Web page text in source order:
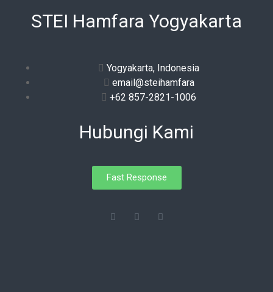
STEI Hamfara Yogyakarta
Yogyakarta, Indonesia
email@steihamfara
+62 857-2821-1006
Hubungi Kami
Fast Response